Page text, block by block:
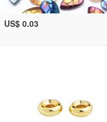
US$ 0.03